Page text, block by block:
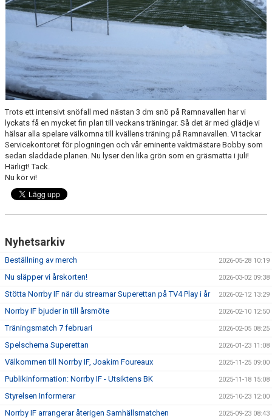
MATCHER
NÄRA NORRBY
VÄRDEGRUND
Trots ett intensivt snöfall med nästan 3 dm snö på Ramnavallen har vi
lyckats få en mycket fin plan till veckans träningar. Så det är med glädje vi
hälsar alla spelare välkomna till kvällens träning på Ramnavallen. Vi tackar
Servicekontoret för plogningen och vår eminente vaktmästare Bobby som
sedan sladdade planen. Nu lyser den lika grön som en gräsmatta i juli!
Härligt! Tack.
Nu kör vi!
Nyhetsarkiv
Beställning av merch 2026-05-28 10:19
Nu släpper vi årskorten! 2026-03-02 09:38
Stötta Norrby IF när du streamar Superettan på TV4 Play i år 2026-02-12 13:29
Norrby IF bjuder in till årsmöte 2026-02-10 12:50
Träningsmatch 7 februari 2026-02-05 08:25
Spelschema Superettan 2026-01-23 11:08
Välkommen till Norrby IF, Joakim Foureaux 2025-11-25 09:00
Publikinformation: Norrby IF - Utsiktens BK 2025-11-18 15:08
Styrelsen Informerar 2025-10-23 12:00
Norrby IF arrangerar återigen Samhällsmatchen 2025-09-23 08:43